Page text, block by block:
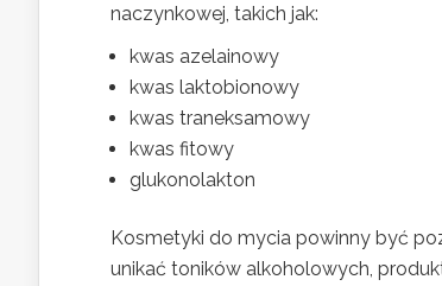
naczynkowej, takich jak:
kwas azelainowy
kwas laktobionowy
kwas traneksamowy
kwas fitowy
glukonolakton
Kosmetyki do mycia powinny być
unikać toników alkoholowych,